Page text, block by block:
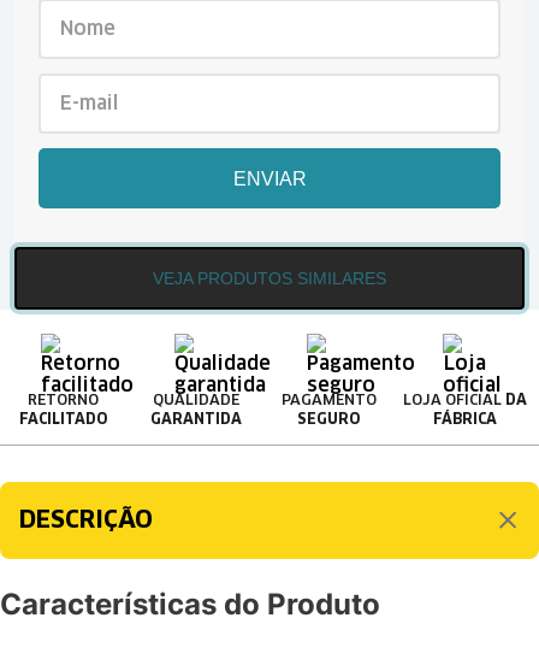
ENVIAR
VEJA PRODUTOS SIMILARES
RETORNO
FACILITADO
QUALIDADE
GARANTIDA
PAGAMENTO
SEGURO
LOJA OFICIAL DA
FÁBRICA
DESCRIÇÃO
Características do Produto